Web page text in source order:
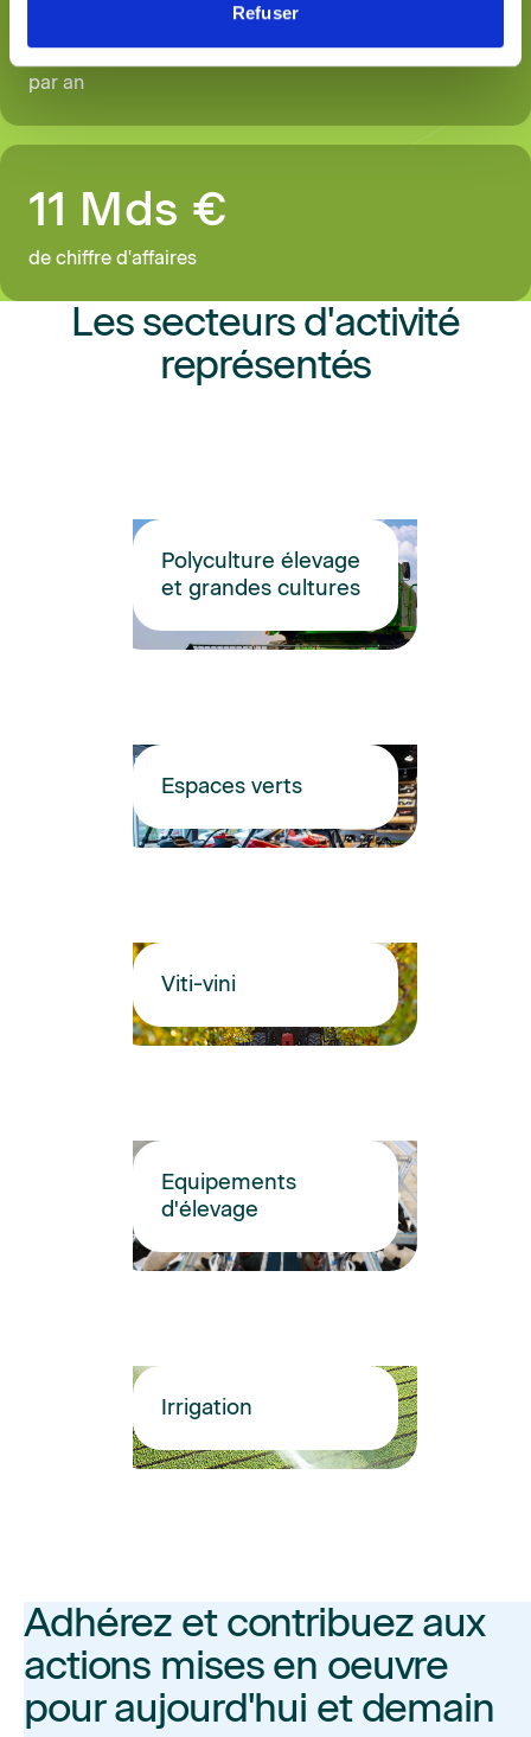
Refuser
recrutements en milieu rural/péri-urbain en moyenne
par an
11 Mds €
de chiffre d'affaires
Les secteurs d'activité
représentés
Polyculture élevage
et grandes cultures
Espaces verts
Viti-vini
Equipements
d'élevage
Irrigation
Adhérez et contribuez aux
actions mises en oeuvre
pour aujourd'hui et demain